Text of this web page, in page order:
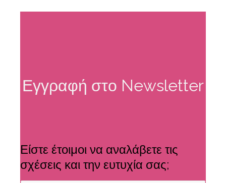
Εγγραφή στο Newsletter
Είστε έτοιμοι να αναλάβετε τις
σχέσεις και την ευτυχία σας;